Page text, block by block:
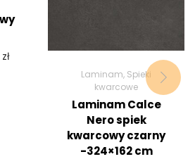
zł
Laminam, Spieki
kwarcowe
Laminam Calce
Nero spiek
kwarcowy czarny
-324×162 cm